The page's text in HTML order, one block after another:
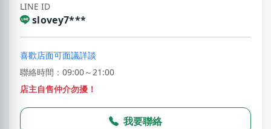
LINE ID
slovey7***
喜歡店面可面議詳談
聯絡時間：09:00～21:00
店主自售仲介勿擾！
我要聯絡